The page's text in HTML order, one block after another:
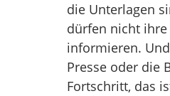
die Unterlagen
dürfen nicht
informieren.
Presse oder die
Fortschritt, das